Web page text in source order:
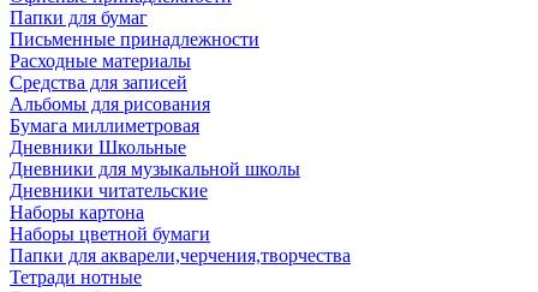
Папки для бумаг
Письменные принадлежности
Расходные материалы
Средства для записей
Альбомы для рисования
Бумага миллиметровая
Дневники Школьные
Дневники для музыкальной школы
Дневники читательские
Наборы картона
Наборы цветной бумаги
Папки для акварели,черчения,творчества
Тетради нотные